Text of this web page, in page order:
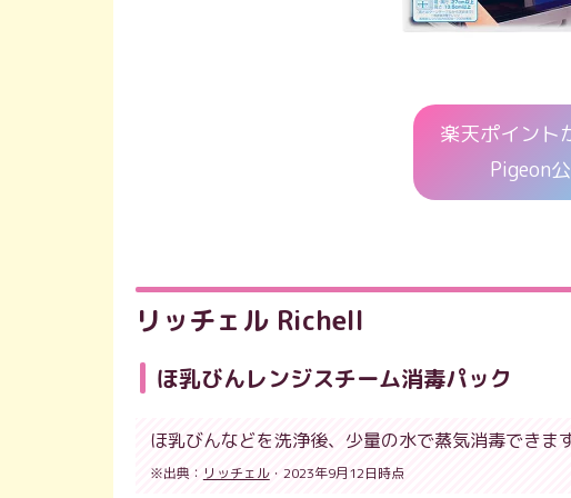
楽天ポイント
Pigeon
リッチェル Richell
ほ乳びんレンジスチーム消毒パック
ほ乳びんなどを洗浄後、少量の水で蒸気消毒できま
※出典： リッチェル・2023年9月12日時点